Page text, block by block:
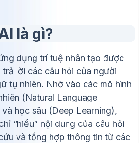
là gì?
dụng trí tuệ nhân tạo được
lời các câu hỏi của người
tự nhiên. Nhờ vào các mô hình
(Natural Language
học sâu (Deep Learning),
“hiểu” nội dung của câu hỏi
và tổng hợp thông tin từ các